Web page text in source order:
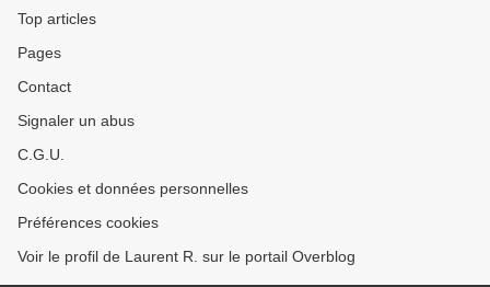
Top articles
Pages
Contact
Signaler un abus
C.G.U.
Cookies et données personnelles
Préférences cookies
Voir le profil de Laurent R. sur le portail Overblog